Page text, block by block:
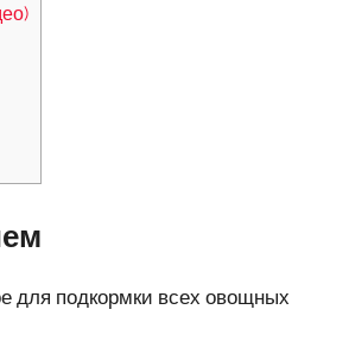
для подкормки всех овощных